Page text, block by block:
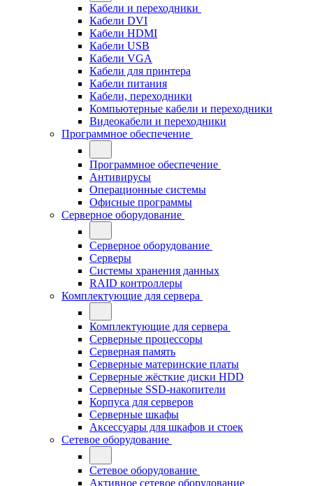
Кабели и переходники
Кабели DVI
Кабели HDMI
Кабели USB
Кабели VGA
Кабели для принтера
Кабели питания
Кабели, переходники
Компьютерные кабели и переходники
Видеокабели и переходники
Программное обеспечение
Программное обеспечение
Антивирусы
Операционные системы
Офисные программы
Серверное оборудование
Серверное оборудование
Серверы
Системы хранения данных
RAID контроллеры
Комплектующие для сервера
Комплектующие для сервера
Серверные процессоры
Серверная память
Серверные материнские платы
Серверные жёсткие диски HDD
Серверные SSD-накопители
Корпуса для серверов
Серверные шкафы
Аксессуары для шкафов и стоек
Сетевое оборудование
Сетевое оборудование
Активное сетевое оборудование